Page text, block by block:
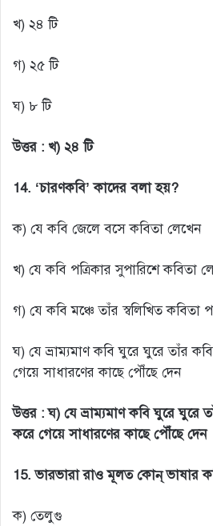
খ) ২৪ টি
গ) ২৫ টি
ঘ) ৮ টি
উত্তর : খ) ২৪ টি
14. ‘চারণকবি’ কাদের বলা হয়?
ক) যে কবি জেলে বসে কবিতা লেখেন
খ) যে কবি পত্রিকার সুপারিশে কবিতা
গ) যে কবি মঞ্চে তাঁর স্বলিখিত কবিতা
ঘ) যে ভ্রাম্যমাণ কবি ঘুরে ঘুরে তাঁর
গেয়ে সাধারণের কাছে পৌঁছে দেন
উত্তর :ঘ) যে ভ্রাম্যমাণ কবি ঘুরে ঘুরে
করে গেয়ে সাধারণের কাছে পৌঁছে দেন
15. ভারভারা রাও মূলত কোন্ ভাষার
ক) তেলুগু